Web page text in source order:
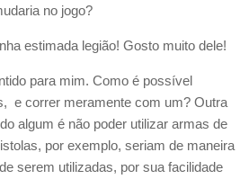
no jogo?
estimada legião! Gosto muito dele!
para mim. Como é possível
e correr meramente com um? Outra
algum é não poder utilizar armas de
por exemplo, seriam de maneira
serem utilizadas, por sua facilidade